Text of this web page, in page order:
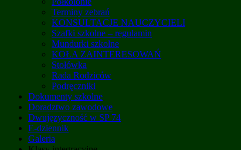
Terminy zebrań
KONSULTACJE NAUCZYCIELI
Szafki szkolne – regulamin
Mundurki szkolne
KOŁA ZAINTERESOWAŃ
Stołówka
Rada Rodziców
Podręczniki
Dokumenty szkolne
Doradztwo zawodowe
Dwujęzyczność w SP 74
E-dziennik
Galeria